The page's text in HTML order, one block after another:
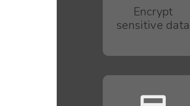
Encrypt
sensitive data